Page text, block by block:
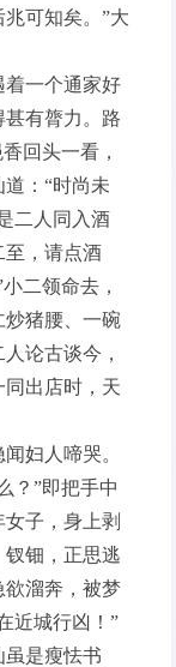
可知矣。”大
着一个通家好
有膂力。路
回头一看，
：“时尚未
二人同入酒
至，请点酒
二领命去，
炒猪腰、一碗
论古谈今，
出店时，天
妇人啼哭。
？”即把手中
子，身上剥
钿，正思逃
欲溜奔，被梦
近城行凶！”
是瘦怯书